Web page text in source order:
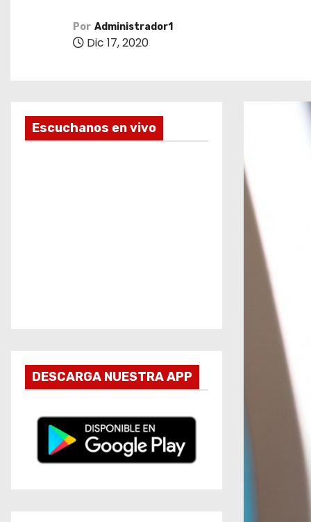
Por Administrador1
Dic 17, 2020
Escuchanos en vivo
DESCARGA NUESTRA APP